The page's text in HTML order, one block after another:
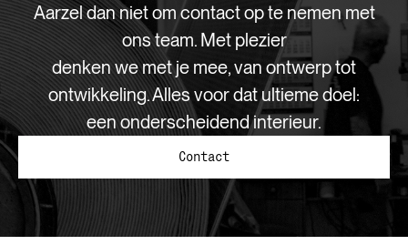
Aarzel dan niet om contact op te nemen met
ons team. Met plezier
denken we met je mee, van ontwerp tot
ontwikkeling. Alles voor dat ultieme doel:
een onderscheidend interieur.
Contact